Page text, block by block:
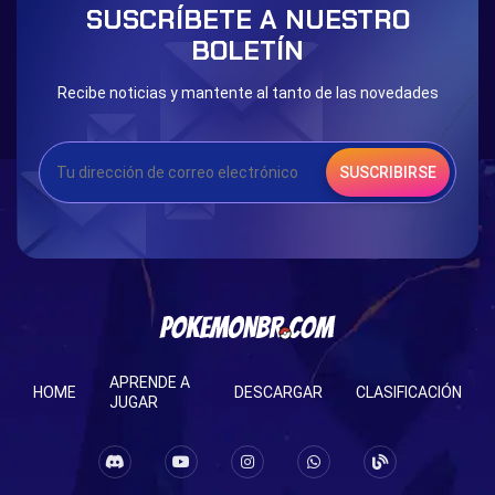
Eternal Dark Quest Door 999
SUSCRÍBETE A NUESTRO
BOLETÍN
Recibe noticias y mantente al tanto de las novedades
SUSCRIBIRSE
HOME
APRENDE A
JUGAR
DESCARGAR CLASIFICACIÓN